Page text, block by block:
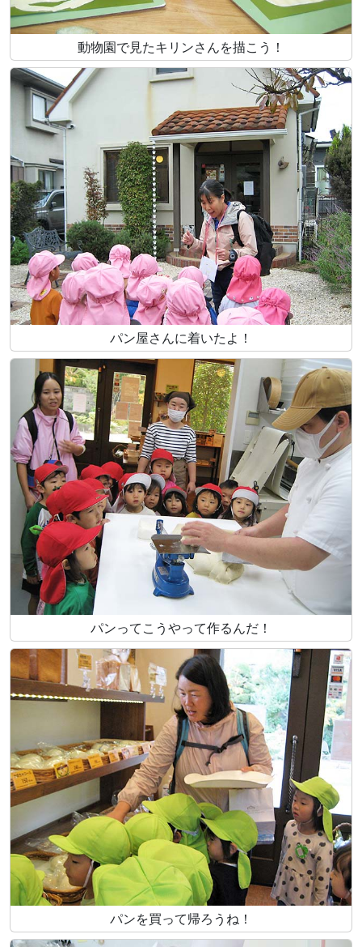
動物園で見たキリンさんを描こう！
パン屋さんに着いたよ！
パンってこうやって作るんだ！
パンを買って帰ろうね！